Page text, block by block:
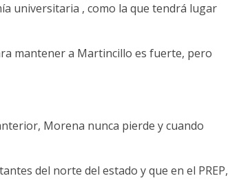
universitaria , como la que tendrá lugar
mantener a Martincillo es fuerte, pero
Morena nunca pierde y cuando
del norte del estado y que en el PREP,